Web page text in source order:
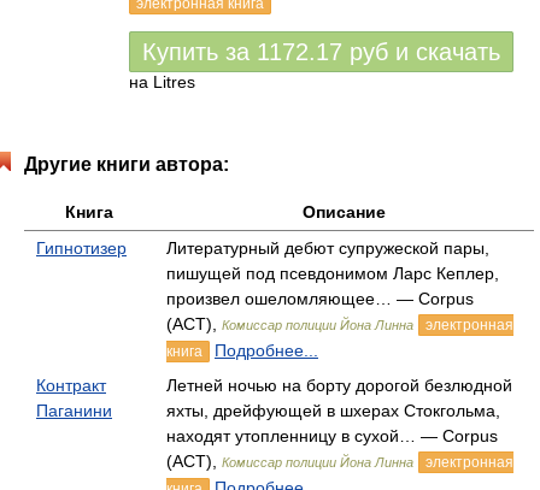
электронная книга
Купить за 1172.17 руб и скачать
на Litres
Другие книги автора:
Книга
Описание
Гипнотизер
Литературный дебют супружеской пары,
пишущей под псевдонимом Ларс Кеплер,
произвел ошеломляющее… — Corpus
(АСТ),
Комиссар полиции Йона Линна
электронная
книга
Подробнее...
Контракт
Паганини
Летней ночью на борту дорогой безлюдной
яхты, дрейфующей в шхерах Стокгольма,
находят утопленницу в сухой… — Corpus
(АСТ),
Комиссар полиции Йона Линна
электронная